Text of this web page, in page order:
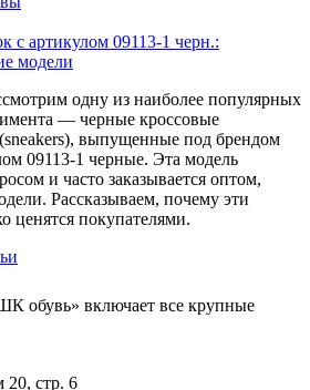
с артикулом 09113-1 черн.:
модели
одну из наиболее популярных
— черные кроссовые
выпущенные под брендом
09113-1 черные. Эта модель
и часто заказывается оптом,
Рассказываем, почему эти
ценятся покупателями.
обувь» включает все крупные
20, стр. 6